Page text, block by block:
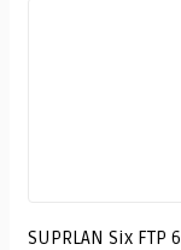
SUPRLAN Six FTP